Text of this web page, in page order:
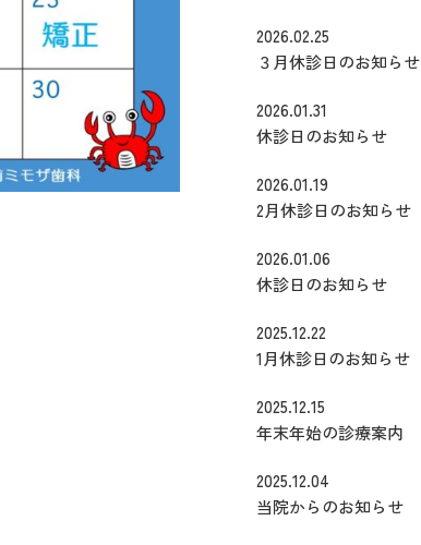
2026.02.25
３月休診日のお知らせ
2026.01.31
休診日のお知らせ
2026.01.19
2月休診日のお知らせ
2026.01.06
休診日のお知らせ
2025.12.22
1月休診日のお知らせ
2025.12.15
年末年始の診療案内
2025.12.04
当院からのお知らせ